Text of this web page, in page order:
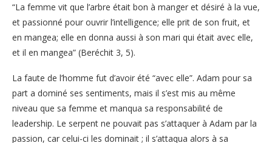
“La femme vit que l’arbre était bon à manger et désiré à la vue,
et passionné pour ouvrir l’intelligence; elle prit de son fruit, et
en mangea; elle en donna aussi à son mari qui était avec elle,
et il en mangea” (Beréchit 3, 5).
La faute de l’homme fut d’avoir été “avec elle”. Adam pour sa
part a dominé ses sentiments, mais il s’est mis au même
niveau que sa femme et manqua sa responsabilité de
leadership. Le serpent ne pouvait pas s’attaquer à Adam par la
passion, car celui-ci les dominait ; il s’attaqua alors à sa